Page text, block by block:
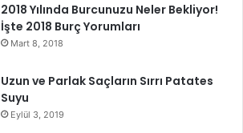
2018 Yılında Burcunuzu Neler Bekliyor!
İşte 2018 Burç Yorumları
Mart 8, 2018
Uzun ve Parlak Saçların Sırrı Patates
Suyu
Eylül 3, 2019